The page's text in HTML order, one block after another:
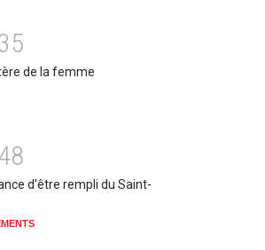
5
de la femme
8
d'être rempli du Saint-